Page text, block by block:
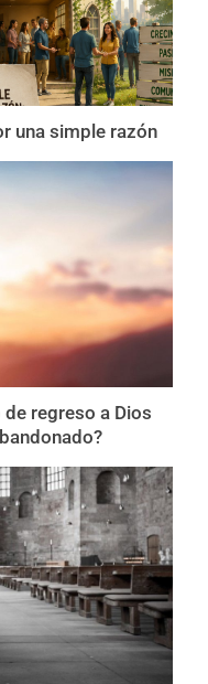
una simple razón
regreso a Dios